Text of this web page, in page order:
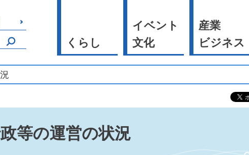
くらし
イベント
文化
産業
ビジネス
等の運営の状況